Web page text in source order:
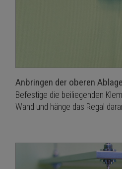
Anbringen der oberen Ablage
Befestige die beiliegenden
Wand und hänge das Regal